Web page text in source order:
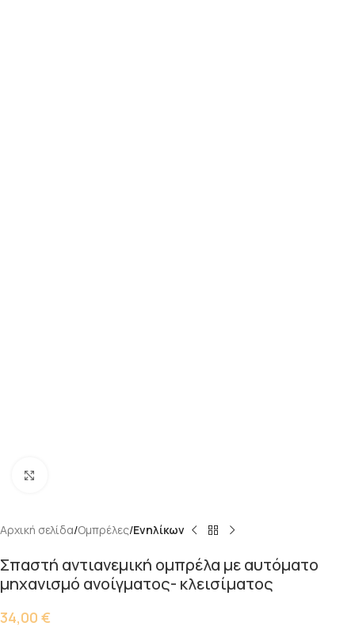
Αρχική σελίδα Ομπρέλες Ενηλίκων
Σπαστή αντιανεμική ομπρέλα με αυτόματο
μηχανισμό ανοίγματος- κλεισίματος
34,00 €